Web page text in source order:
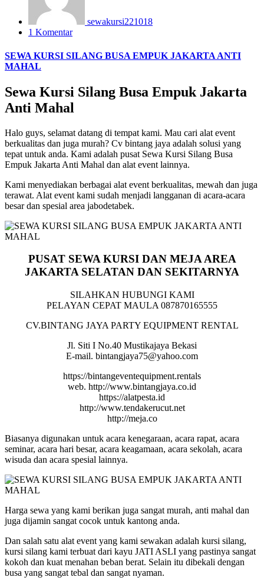
sewakursi221018
1 Komentar
SEWA KURSI SILANG BUSA EMPUK JAKARTA ANTI
MAHAL
Sewa Kursi Silang Busa Empuk Jakarta
Anti Mahal
Halo guys, selamat datang di tempat kami. Mau cari alat event
berkualitas dan juga murah? Cv bintang jaya adalah solusi yang
tepat untuk anda. Kami adalah pusat Sewa Kursi Silang Busa
Empuk Jakarta Anti Mahal dan alat event lainnya.
Kami menyediakan berbagai alat event berkualitas, mewah dan juga
terawat. Alat event kami sudah menjadi langganan di acara-acara
besar dan spesial area jabodetabek.
PUSAT SEWA KURSI DAN MEJA AREA
JAKARTA SELATAN DAN SEKITARNYA
SILAHKAN HUBUNGI KAMI
PELAYAN CEPAT MAULA 087870165555
CV.BINTANG JAYA PARTY EQUIPMENT RENTAL
Jl. Siti I No.40 Mustikajaya Bekasi
E-mail. bintangjaya75@yahoo.com
https://bintangeventequipment.rentals
web. http://www.bintangjaya.co.id
https://alatpesta.id
http://www.tendakerucut.net
http://meja.co
Biasanya digunakan untuk acara kenegaraan, acara rapat, acara
seminar, acara hari besar, acara keagamaan, acara sekolah, acara
wisuda dan acara spesial lainnya.
Harga sewa yang kami berikan juga sangat murah, anti mahal dan
juga dijamin sangat cocok untuk kantong anda.
Dan salah satu alat event yang kami sewakan adalah kursi silang,
kursi silang kami terbuat dari kayu JATI ASLI yang pastinya sangat
kokoh dan kuat menahan beban berat. Selain itu dibekali dengan
busa yang sangat tebal dan sangat nyaman.